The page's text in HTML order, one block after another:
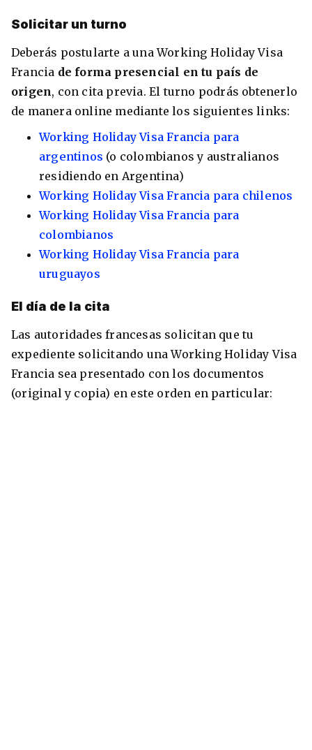
Solicitar un turno
Deberás postularte a una Working Holiday Visa
Francia de forma presencial en tu país de
origen, con cita previa. El turno podrás obtenerlo
de manera online mediante los siguientes links:
Working Holiday Visa Francia para
argentinos (o colombianos y australianos
residiendo en Argentina)
Working Holiday Visa Francia para chilenos
Working Holiday Visa Francia para
colombianos
Working Holiday Visa Francia para
uruguayos
El día de la cita
Las autoridades francesas solicitan que tu
expediente solicitando una Working Holiday Visa
Francia sea presentado con los documentos
(original y copia) en este orden en particular: